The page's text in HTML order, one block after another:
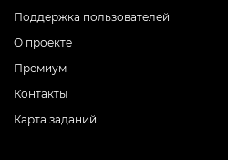
Поддержка пользователей
О проекте
Премиум
Контакты
Карта заданий